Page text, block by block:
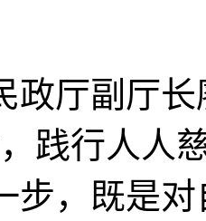
厅副厅长
践行人人
步，既是